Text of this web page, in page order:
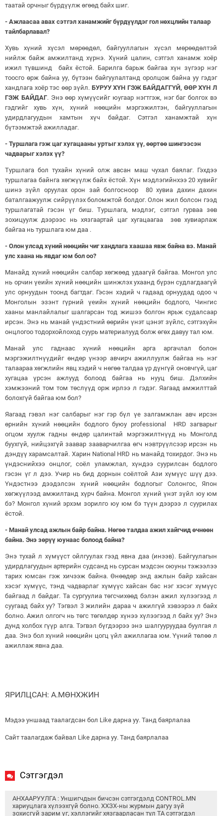
таатай орчныг бүрдүүлж өгөөд байх шиг.
- Ажлаасаа авах сэтгэл ханамжийг бүрдүүлдэг гол нөхцлийн талаар
тайлбарлавал?
Хувь хүний хүсэл мөрөөдөл, байгууллагын хүсэл мөрөөдөлтэй
нийлж байж амжилтанд хүрнэ. Хүний цалин, сэтгэл ханамж хоёр
ижил түвшинд байх ёстой. Барилга барьж байгаа хүн зүгээр нэг
тоосго өрж байна уу, бүтээн байгуулалтанд оролцож байна уу гэдэг
хандлага хоёр тэс өөр зүйл. БУРУУ ХҮН ГЭЖ БАЙДАГГҮЙ, ӨӨР ХҮН Л
ГЭЖ БАЙДАГ. Энэ өөр хүмүүсийг юугаар нэгтгэж, нэг баг болгох вэ
гэдгийг хувь хүн, хүний нөөцийн мэргэжилтэн, байгууллагын
удирдлагуудын хамтын хүч байдаг. Сэтгэл ханамжтай хүн
бүтээмжтэй ажилладаг.
- Туршлага гэж цаг хугацааны уртыг хэлэх үү, өөртөө шингээсэн
чадварыг хэлэх үү?
Туршлага бол тухайн хүний олж авсан маш чухал баялаг. Гэхдээ
туршлагаа байнга хөгжүүлж байх ёстой. Хүн мэдлэгийнхээ 20 хувийг
шинэ зүйл оруулах орон зай болгосноор 80 хувиа дахин дахин
баталгаажуулж сийрүүлэх боломжтой болдог. Олон жил болсон гээд
туршлагатай гэсэн үг биш. Туршлага, мэдлэг, сэтгэл гурваа зөв
зохицуулж дээрээс нь хязгаартай цаг хугацаагаа зөв хувиарлаж
байгаа нь туршлага юм даа .
- Олон улсад хүний нөөцийн чиг хандлага хаашаа явж байна вэ. Манай
улс хаана нь явдаг юм бол оо?
Манайд хүний нөөцийн салбар хөгжөөд удаагүй байгаа. Монгол улс
нь орчин үеийн хүний нөөцийн шинжлэх ухаанд бүрэн судлагдаагүй
улс орнуудын тоонд багтдаг. Гэсэн хэдий ч гадаад орнуудад одоо ч
Монголын эзэнт гүрний үеийн хүний нөөцийн бодлого, Чингис
хааны манлайлалыг шалгарсан тод жишээ болгон ярьж судалсаар
ирсэн. Энэ нь манай үндэстний өөрийн үнэт цэнэт зүйлс, сэтгэхүйн
онцлогоо тодорхойлоход суурь материалууд болж өгөх давуу тал юм.
Манай улс гаднаас хүний нөөцийн арга аргачлал болон
мэргэжилтнүүдийг өндөр үнээр авчирч ажиллуулж байгаа нь нэг
талаараа хөгжлийн явц хэдий ч нөгөө талдаа үр дүнгүй оновчгүй, цаг
хугацаа үрсэн ажлууд болоод байгаа нь нууц биш. Дэлхийн
хэмжээний том том төслүүд орж ирлээ л гэдэг. Яагаад амжилттай
болохгүй байгаа юм бол?
Яагаад гэвэл нэг салбарыг нэг гэр бүл үе залгамжлан авч ирсэн
өрнийн хүний нөөцийн бодлого буюу professional HRD загварыг
огцом хуулж гадны өндөр цалинтай мэргэжилтнүүд нь Монголд
буухгүй, нийцэхгүй заавар зааварчилгаа өгч нэвтрүүлсээр ирсэн нь
дэндүү харамсалтай. Харин National HRD нь манайд тохирдог. Энэ нь
үндэснийхээ онцлог, соёл уламжлал, хүндээ суурилсан бодлого
гэсэн үг л дээ. Учир нь бид дорнын соёлтой Ази хүмүүс шүү дээ.
Үндэстнээ дээдэлсэн хүний нөөцийн бодлогыг Солонгос, Япон
хөгжүүлээд амжилтанд хүрч байна. Монгол хүний үнэт зүйл юу юм
бэ? Монгол хүний эрхэм зорилго юу юм бэ түүн дээрээ л суурилах
ёстой.
- Манай улсад ажлын байр байна. Нөгөө талдаа ажил хайгчид өчнөөн
байна. Энэ зөрүү юунаас болоод байна?
Энэ тухай л хүмүүст ойлгуулах гээд явна даа (инээв). Байгуулагын
удирдлагуудын артерийн судсанд нь сурсан мэдсэн оюуны тэжээлээ
тарих юмсан гэж хичээж байна. Өнөөдөр энд ажлын байр хайсан
хэсэг хүмүүс, тэнд чадварлаг хүмүүс хайсан бас нэг хэсэг хүмүүс
байгаад л байдаг. Та сургуулиа төгсчихөөд бэлэн ажил хүлээгээд л
суугаад байх уу? Тэгвэл 3 жилийн дараа ч ажилгүй хэвээрээ л байх
болно. Ажил олгогч нь төгс төгөлдөр хүнээ хүлээгээд л байх уу? Энэ
дунд холбох гүүр алга. Тэгвэл бүгдээрээ энэ шалгууруудаа буулгая л
даа. Энэ бол хүний нөөцийн цогц үйл ажиллагаа юм. Үүний төлөө л
ажиллаж явна даа.
ЯРИЛЦСАН: А.МӨНХЖИН
Мэдээ уншаад таалагдсан бол Like дарна уу. Танд баярлалаа
Сайт таалагдаж байвал Like дарна уу. Танд баярлалаа
Сэтгэгдэл
АНХААРУУЛГА : Уншигчдын бичсэн сэтгэгдэлд CONTROL.MN
хариуцлага хүлээхгүй болно. ХХЗХ-ны журмын дагуу зүй
зохисгүй зарим үг, хэллэгийг хязгаарласан тул ТА сэтгэгдэл